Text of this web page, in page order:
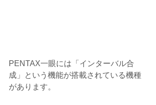
PENTAX一眼には「インターバル合
成」という機能が搭載されている機種
があります。